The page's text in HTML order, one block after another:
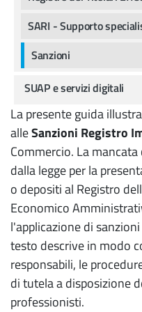
La presente guida
alleSanzioni Registro
Commercio. La
dalla legge per la
o depositi al Registro
Economico
l'applicazione di
testo descrive in modo
responsabili, le
di tutela a disposizione
professionisti.
SARI - Supporto
Sanzioni
SUAP e servizi digitali